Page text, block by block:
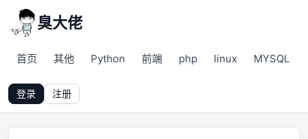
臭大佬
首页 其他 Python 前端 php linux MYSQL
登录 注册